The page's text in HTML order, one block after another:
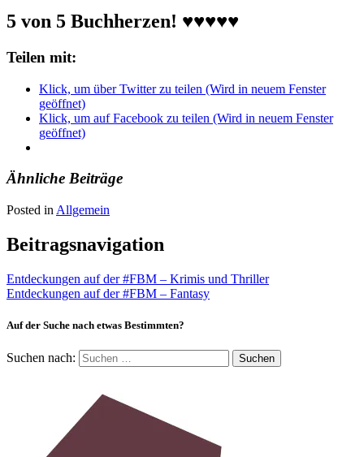
5 von 5 Buchherzen! ♥♥♥♥♥
Teilen mit:
Klick, um über Twitter zu teilen (Wird in neuem Fenster
geöffnet)
Klick, um auf Facebook zu teilen (Wird in neuem Fenster
geöffnet)
Ähnliche Beiträge
Posted in Allgemein
Beitragsnavigation
Entdeckungen auf der #FBM – Krimis und Thriller
Entdeckungen auf der #FBM – Fantasy
Auf der Suche nach etwas Bestimmten?
Suchen nach: